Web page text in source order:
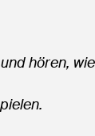
hören,